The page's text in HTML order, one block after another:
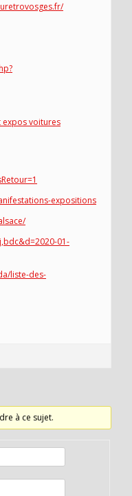
expos voitures
expositions
01-
liste-des-
à ce sujet.